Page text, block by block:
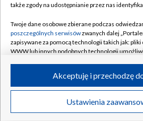
Rada Programowa
System NOS
Informacje o nadawcy
Program dla prasy
Ogłoszenie przetargowe
Kontakt
Kanały
©2026 Telewizja Polska S.A.
także zgody na udostępnianie przez nas
Twoje dane osobowe zbierane podczas
poszczególnych serwisówzwanych dalej
zapisywane za pomocą technologii takich jak:
WWW lub innych podobnych technologii
ruchu w Internecie.
Twoje dane osobowe zbierane podczas
poszczególnych serwisówna Portalu, takie jak
Ustawienia
Akceptuję i przechodzę